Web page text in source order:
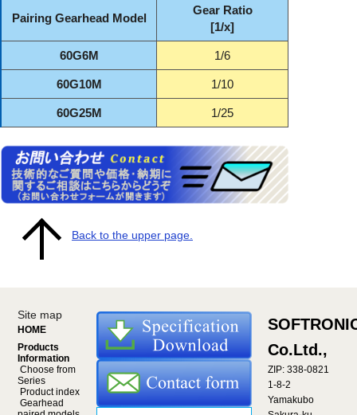
Pairing Gearhead Model
Gear Ratio
[1/x]
60G6M 1/6
60G10M 1/10
60G25M 1/25
Back to the upper page.
Site map
HOME
Products
Information
Choose from
Series
Product index
Gearhead
Co.Ltd.,
ZIP: 338-0821
1-8-2
Yamakubo